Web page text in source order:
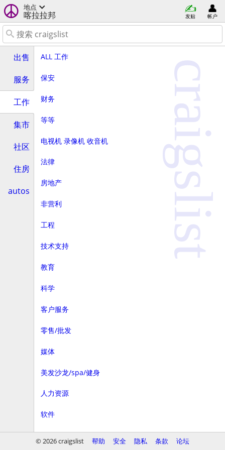
地点
喀拉拉邦 发贴 帐户
出售
服务
工作
集市
社区
住房
autos
ALL 工作
保安
财务
等等
电视机 录像机 收音机
法律
房地产
非营利
工程
技术支持
教育
科学
客户服务
零售/批发
媒体
美发沙龙/spa/健身
人力资源
软件
商务
craigslist
© 2026 craigslist 帮助 安全 隐私 条款 论坛